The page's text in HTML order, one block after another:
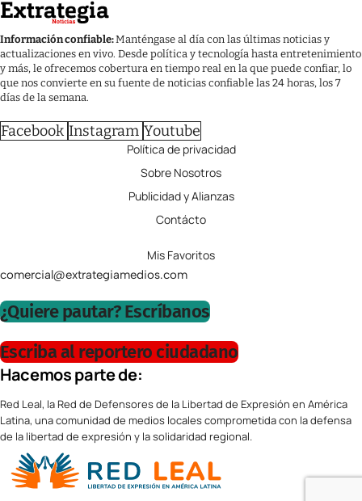
Información confiable:Manténgase al día con las últimas noticias y
actualizaciones en vivo. Desde política y tecnología hasta entretenimiento
y más, le ofrecemos cobertura en tiempo real en la que puede confiar, lo
que nos convierte en su fuente de noticias confiable las 24 horas, los 7
días de la semana.
Facebook Instagram Youtube
Política de privacidad
Sobre Nosotros
Publicidad y Alianzas
Contácto
Mis Favoritos
comercial@extrategiamedios.com
¿Quiere pautar? Escríbanos
Escriba al reportero ciudadano
Hacemos parte de:
Red Leal, la Red de Defensores de la Libertad de Expresión en América
Latina, una comunidad de medios locales comprometida con la defensa
de la libertad de expresión y la solidaridad regional.